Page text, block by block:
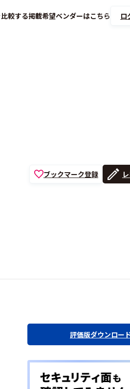
比較する掲載希望ベンダーはこちら ロ
ブックマーク登録
評価版ダウンロー